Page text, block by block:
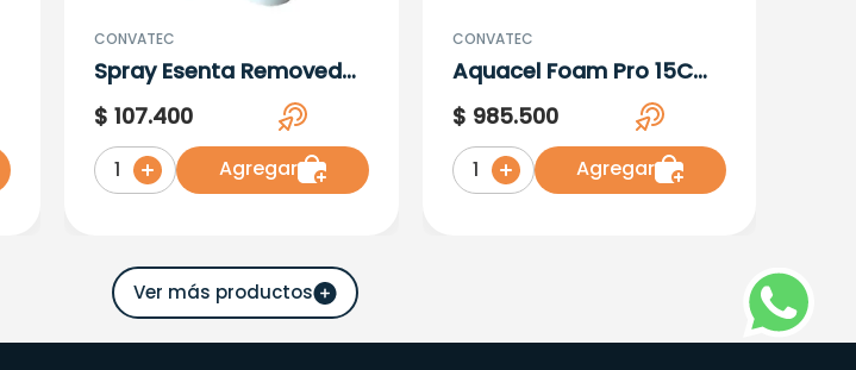
CONVATEC
Spray Esenta Removedor
Adhesivo X 50Ml
$ 107.400
1 Agregar
CONVATEC
Aquacel Foam Pro 15Cm
X 15C
$ 985.500
1 Agregar